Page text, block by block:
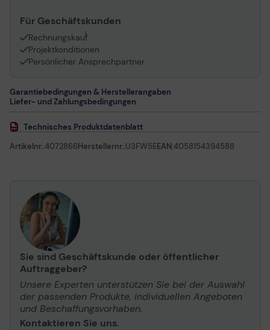
Für Geschäftskunden
Rechnungskauf
1
Projektkonditionen
Persönlicher Ansprechpartner
Garantiebedingungen & Herstellerangaben
Liefer- und Zahlungsbedingungen
Technisches Produktdatenblatt
Artikelnr.:4072866Herstellernr.:U3FW5EEAN:4058154394588
Sie sind Geschäftskunde oder öffentlicher
Auftraggeber?
Unsere Experten unterstützen Sie bei der Auswahl
der passenden Produkte, individuellen Angeboten
und Beschaffungsvorhaben.
Kontaktieren Sie uns.